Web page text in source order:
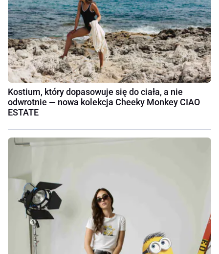
Kostium, który dopasowuje się do ciała, a nie
odwrotnie — nowa kolekcja Cheeky Monkey CIAO
ESTATE